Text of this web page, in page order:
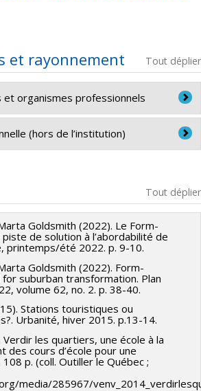
et rayonnement Tout déplier
organismes professionnels
(hors de l’institution)
Tout déplier
Goldsmith (2022). Le Form-
de solution à l’abordabilité de
printemps/été 2022. p. 9-10.
Goldsmith (2022). Form-
suburban transformation. Plan
volume 62, no. 2. p. 38-40.
Stations touristiques ou
Urbanité, hiver 2015. p.13-14.
Verdir les quartiers, une école à la
des cours d’école pour une
p. (coll. Outiller le Québec ;
media/285967/